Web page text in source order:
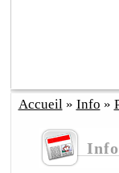
Accueil» Info »